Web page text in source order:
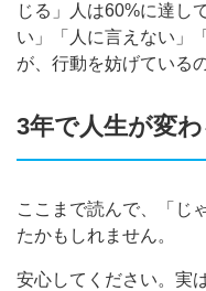
じる」人は60%に達し
い」「人に言えない」
が、行動を妨げている
3年で人生が変
ここまで読んで、「じ
たかもしれません。
安心してください。実